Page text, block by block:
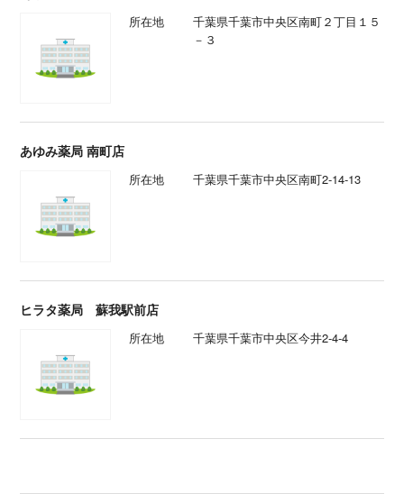
所在地
千葉県千葉市中央区南町２丁目１５
－３
あゆみ薬局 南町店
所在地 千葉県千葉市中央区南町2-14-13
ヒラタ薬局 蘇我駅前店
所在地 千葉県千葉市中央区今井2-4-4